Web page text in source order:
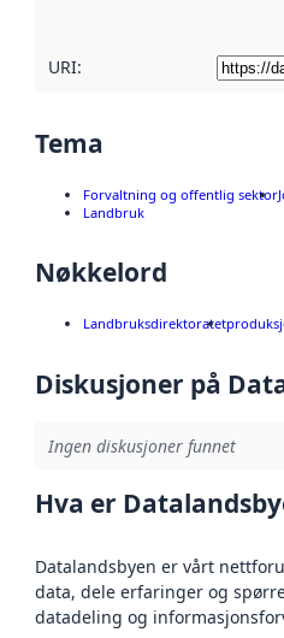
URI:
Tema
Forvaltning og offentlig sektor
Landbruk
Nøkkelord
Landbruksdirektoratet
Diskusjoner på
Ingen diskusjoner funnet
Hva er
Datalandsbyen er vårt
data, dele erfaringer og
datadeling og